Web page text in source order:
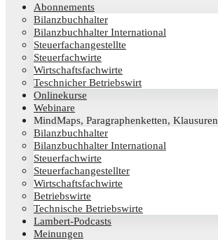
Abon­ne­ments
Bilanz­buch­hal­ter
Bilanz­buch­hal­ter International
Steu­er­fach­an­ge­stell­te
Steu­er­fach­wir­te
Wirt­schafts­fach­wir­te
Teschni­cher Betriebswirt
Online­kur­se
Web­i­na­re
Mind­Maps, Para­gra­phen­ket­ten, Klausuren
Bilanz­buch­hal­ter
Bilanz­buch­hal­ter International
Steu­er­fach­wir­te
Steu­er­fach­an­ge­stell­ter
Wirt­schafts­fach­wir­te
Betriebs­wir­te
Tech­ni­sche Betriebswirte
Lam­­bert-Pod­­casts
Mei­nun­gen